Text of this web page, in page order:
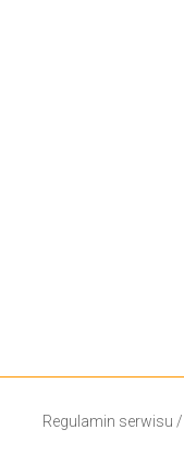
Regulamin serwisu /